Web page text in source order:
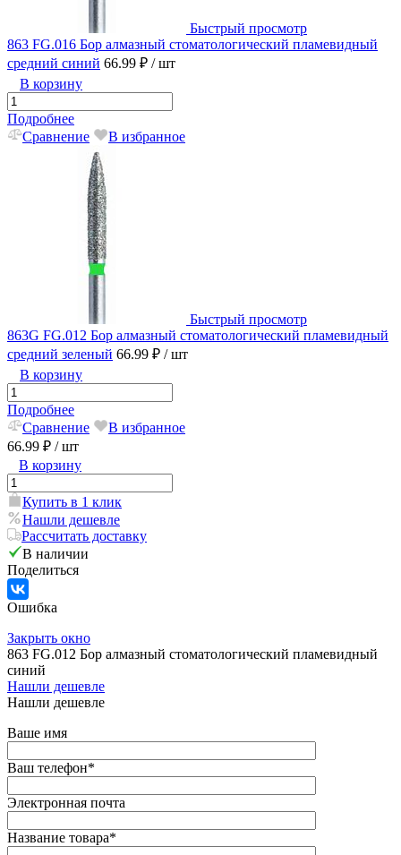
Быстрый просмотр
863 FG.016 Бор алмазный стоматологический пламевидный
средний синий 66.99 ₽ / шт
В корзину
Подробнее
Сравнение
В избранное
Быстрый просмотр
863G FG.012 Бор алмазный стоматологический пламевидный
средний зеленый 66.99 ₽ / шт
В корзину
Подробнее
Сравнение
В избранное
66.99 ₽ / шт
В корзину
Купить в 1 клик
Нашли дешевле
Рассчитать доставку
В наличии
Поделиться
Ошибка
Закрыть окно
863 FG.012 Бор алмазный стоматологический пламевидный
синий
Нашли дешевле
Нашли дешевле
Ваше имя
Ваш телефон*
Электронная почта
Название товара*